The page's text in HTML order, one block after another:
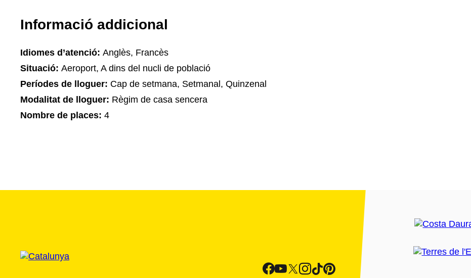
Informació addicional
Idiomes d’atenció: Anglès, Francès
Situació: Aeroport, A dins del nucli de població
Períodes de lloguer: Cap de setmana, Setmanal, Quinzenal
Modalitat de lloguer: Règim de casa sencera
Nombre de places: 4